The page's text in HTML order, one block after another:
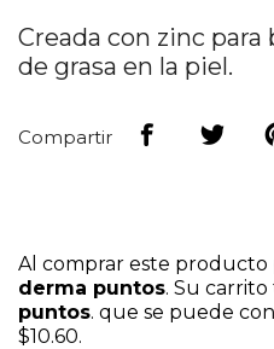
Creada con zinc para
de grasa en la piel.
Compartir
Al comprar este
derma puntos. Su
puntos. que se puede
$10.60.